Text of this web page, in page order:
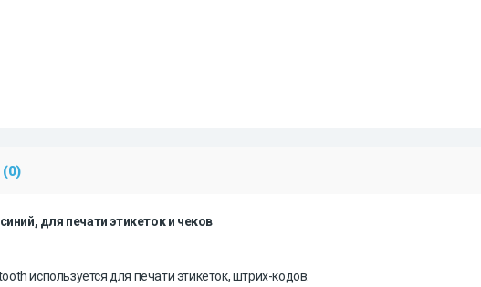
для печати этикеток и чеков
используется для печати этикеток, штрих-кодов.